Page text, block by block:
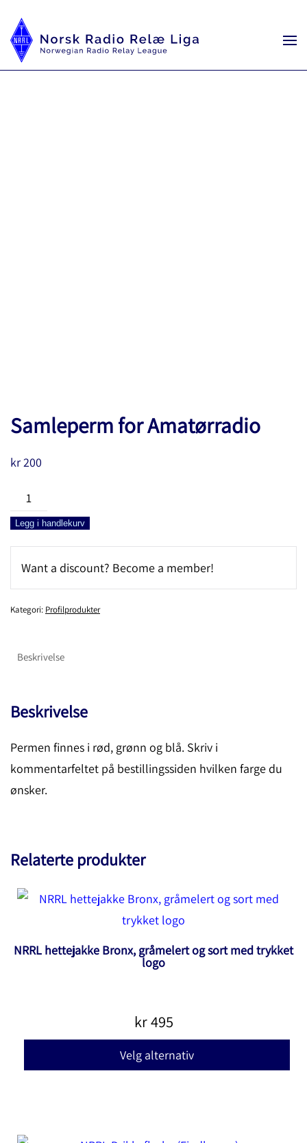
Samleperm for Amatørradio
kr200
Samleperm
forLegg i handlekurv
Want a discount? Become a member!
Kategori: Profilprodukter
Beskrivelse
Beskrivelse
Permen finnes i rød, grønn og blå. Skriv i
kommentarfeltet på bestillingssiden hvilken farge du
ønsker.
Relaterte produkter
NRRL hettejakke Bronx, gråmelert og sort med trykket
logo
kr495
Velg alternativ
produktet
varianter.